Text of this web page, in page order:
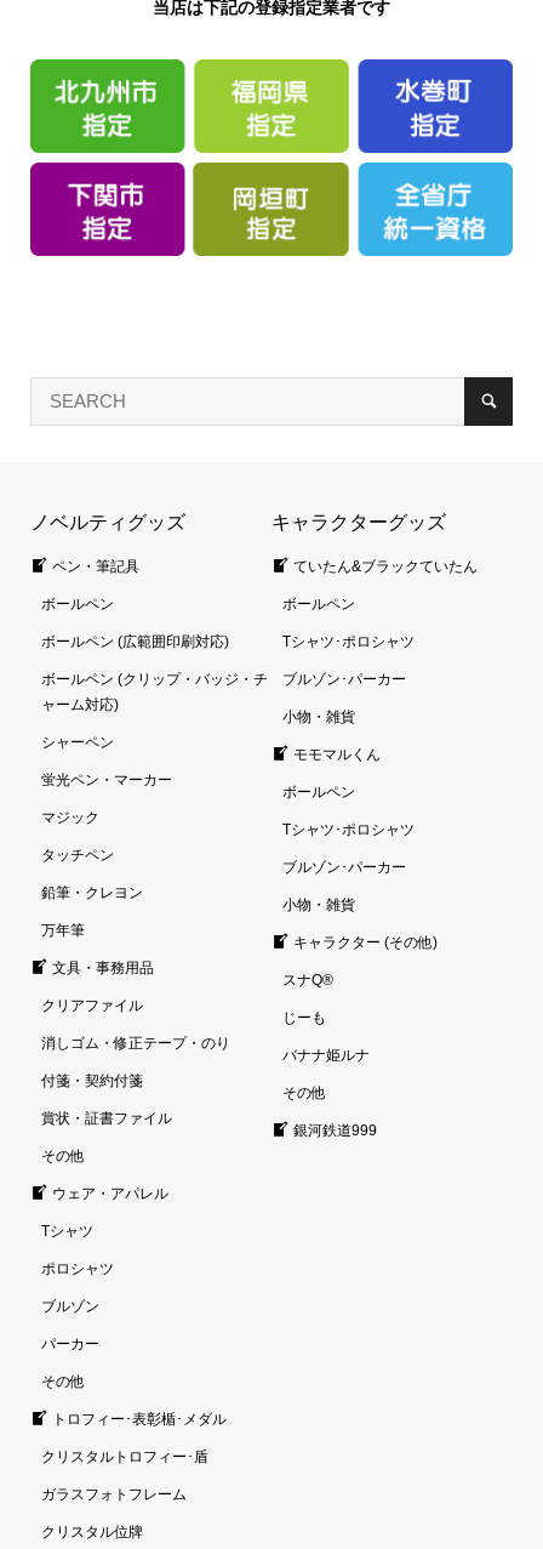
当店は下記の登録指定業者です
ノベルティグッズ
ペン・筆記具
ボールペン
ボールペン (広範囲印刷対応)
ボールペン (クリップ・バッジ・チ
ャーム対応)
シャーペン
蛍光ペン・マーカー
マジック
タッチペン
鉛筆・クレヨン
万年筆
文具・事務用品
クリアファイル
消しゴム・修正テープ・のり
付箋・契約付箋
賞状・証書ファイル
その他
ウェア・アパレル
Tシャツ
ポロシャツ
ブルゾン
パーカー
その他
トロフィー･表彰楯･メダル
クリスタルトロフィー･盾
ガラスフォトフレーム
クリスタル位牌
キャラクターグッズ
ていたん&ブラックていたん
ボールペン
Tシャツ･ポロシャツ
ブルゾン･パーカー
小物・雑貨
モモマルくん
ボールペン
Tシャツ･ポロシャツ
ブルゾン･パーカー
小物・雑貨
キャラクター (その他)
スナQ®
じーも
バナナ姫ルナ
その他
銀河鉄道999